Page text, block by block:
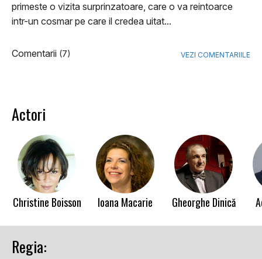
primeste o vizita surprinzatoare, care o va reintoarce
intr-un cosmar pe care il credea uitat...
Comentarii (7) VEZI COMENTARIILE
Actori
Christine Boisson Ioana Macarie Gheorghe Dinică
Regia: